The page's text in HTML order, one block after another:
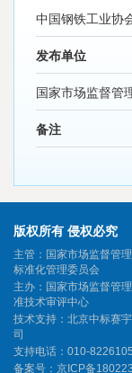
中国钢铁工业协
发布单位
国家市场监督管
备注
版权所有 侵权必究
主管：国家市场监督管
标准化管理委员会
主办：国家市场监督管
准技术审评中心
技术支持：北京中标赛
司
支持电话：010-
备案号： 京ICP备